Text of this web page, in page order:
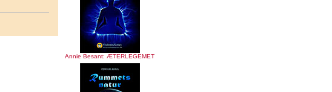
Annie Besant: ÆTERLEGEMET